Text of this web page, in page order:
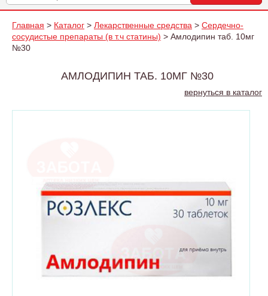
Главная > Каталог > Лекарственные средства > Сердечно-
сосудистые препараты (в т.ч статины) > Амлодипин таб. 10мг
№30
АМЛОДИПИН ТАБ. 10МГ №30
вернуться в каталог